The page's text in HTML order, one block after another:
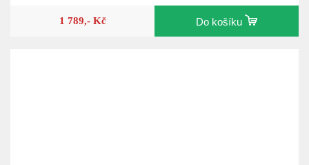
1 789,- Kč Do košíku